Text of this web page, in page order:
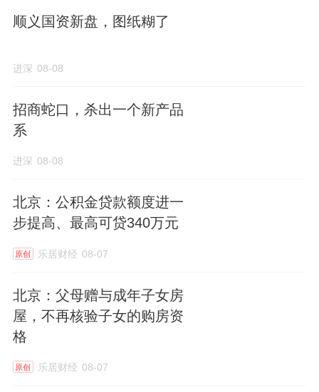
顺义国资新盘，图纸糊了
进深 08-08
招商蛇口，杀出一个新产品
系
进深 08-08
北京：公积金贷款额度进一
步提高、最高可贷340万元
原创 乐居财经 08-07
北京：父母赠与成年子女房
屋，不再核验子女的购房资
格
原创 乐居财经 08-07